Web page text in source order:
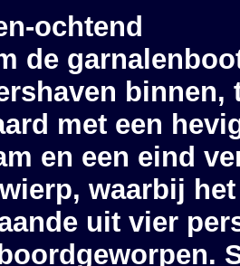
ochtend
de
binnen,
met een
en een eind
waarbij
uit vier